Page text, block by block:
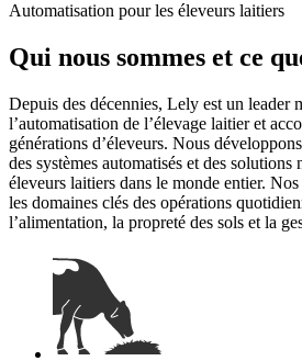
Automatisation pour les éleveurs laitiers
Qui nous sommes et ce
Depuis des décennies, Lely est un leader
l’automatisation de l’élevage laitier et
générations d’éleveurs. Nous
des systèmes automatisés et des solutions
éleveurs laitiers dans le monde entier.
les domaines clés des opérations
l’alimentation, la propreté des sols et la